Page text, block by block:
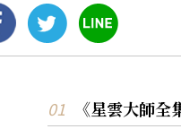
《星雲大師